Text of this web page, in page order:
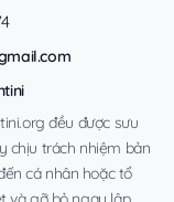
đều được sưu
chịu trách nhiệm bản
cá nhân hoặc tổ